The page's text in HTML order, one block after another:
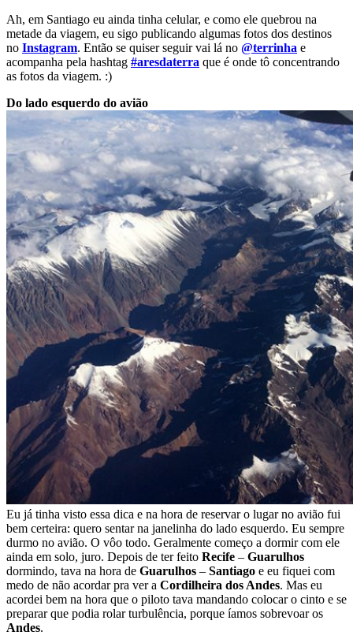
Ah, em Santiago eu ainda tinha celular, e como ele quebrou na
metade da viagem, eu sigo publicando algumas fotos dos destinos
no Instagram. Então se quiser seguir vai lá no @terrinha e
acompanha pela hashtag #aresdaterra que é onde tô concentrando
as fotos da viagem. :)
Do lado esquerdo do avião
Eu já tinha visto essa dica e na hora de reservar o lugar no avião fui
bem certeira: quero sentar na janelinha do lado esquerdo. Eu sempre
durmo no avião. O vôo todo. Geralmente começo a dormir com ele
ainda em solo, juro. Depois de ter feito Recife – Guarulhos
dormindo, tava na hora de Guarulhos – Santiago e eu fiquei com
medo de não acordar pra ver a Cordilheira dos Andes. Mas eu
acordei bem na hora que o piloto tava mandando colocar o cinto e se
preparar que podia rolar turbulência, porque íamos sobrevoar os
Andes.